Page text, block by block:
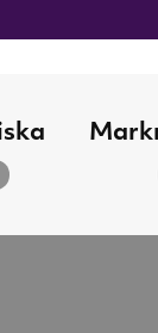
din
retur via
du mottar
inom